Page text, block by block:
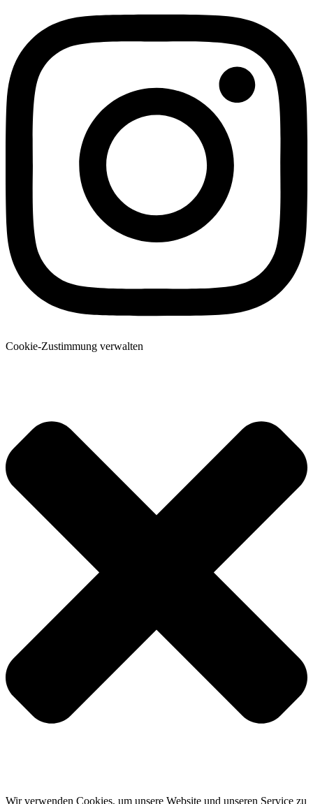
Cookie-Zustimmung verwalten
Wir verwenden Cookies, um unsere Website und unseren Service zu